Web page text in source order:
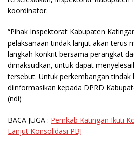
koordinator.
“Pihak Inspektorat Kabupaten
pelaksanaan tindak lanjut akan terus
langkah konkrit bersama perangkat
dimaksudkan, untuk dapat
tersebut. Untuk perkembangan tindak
diinformasikan kepada DPRD
(ndi)
BACA JUGA : Pemkab Katingan Ikuti
Lanjut Konsolidasi PBJ